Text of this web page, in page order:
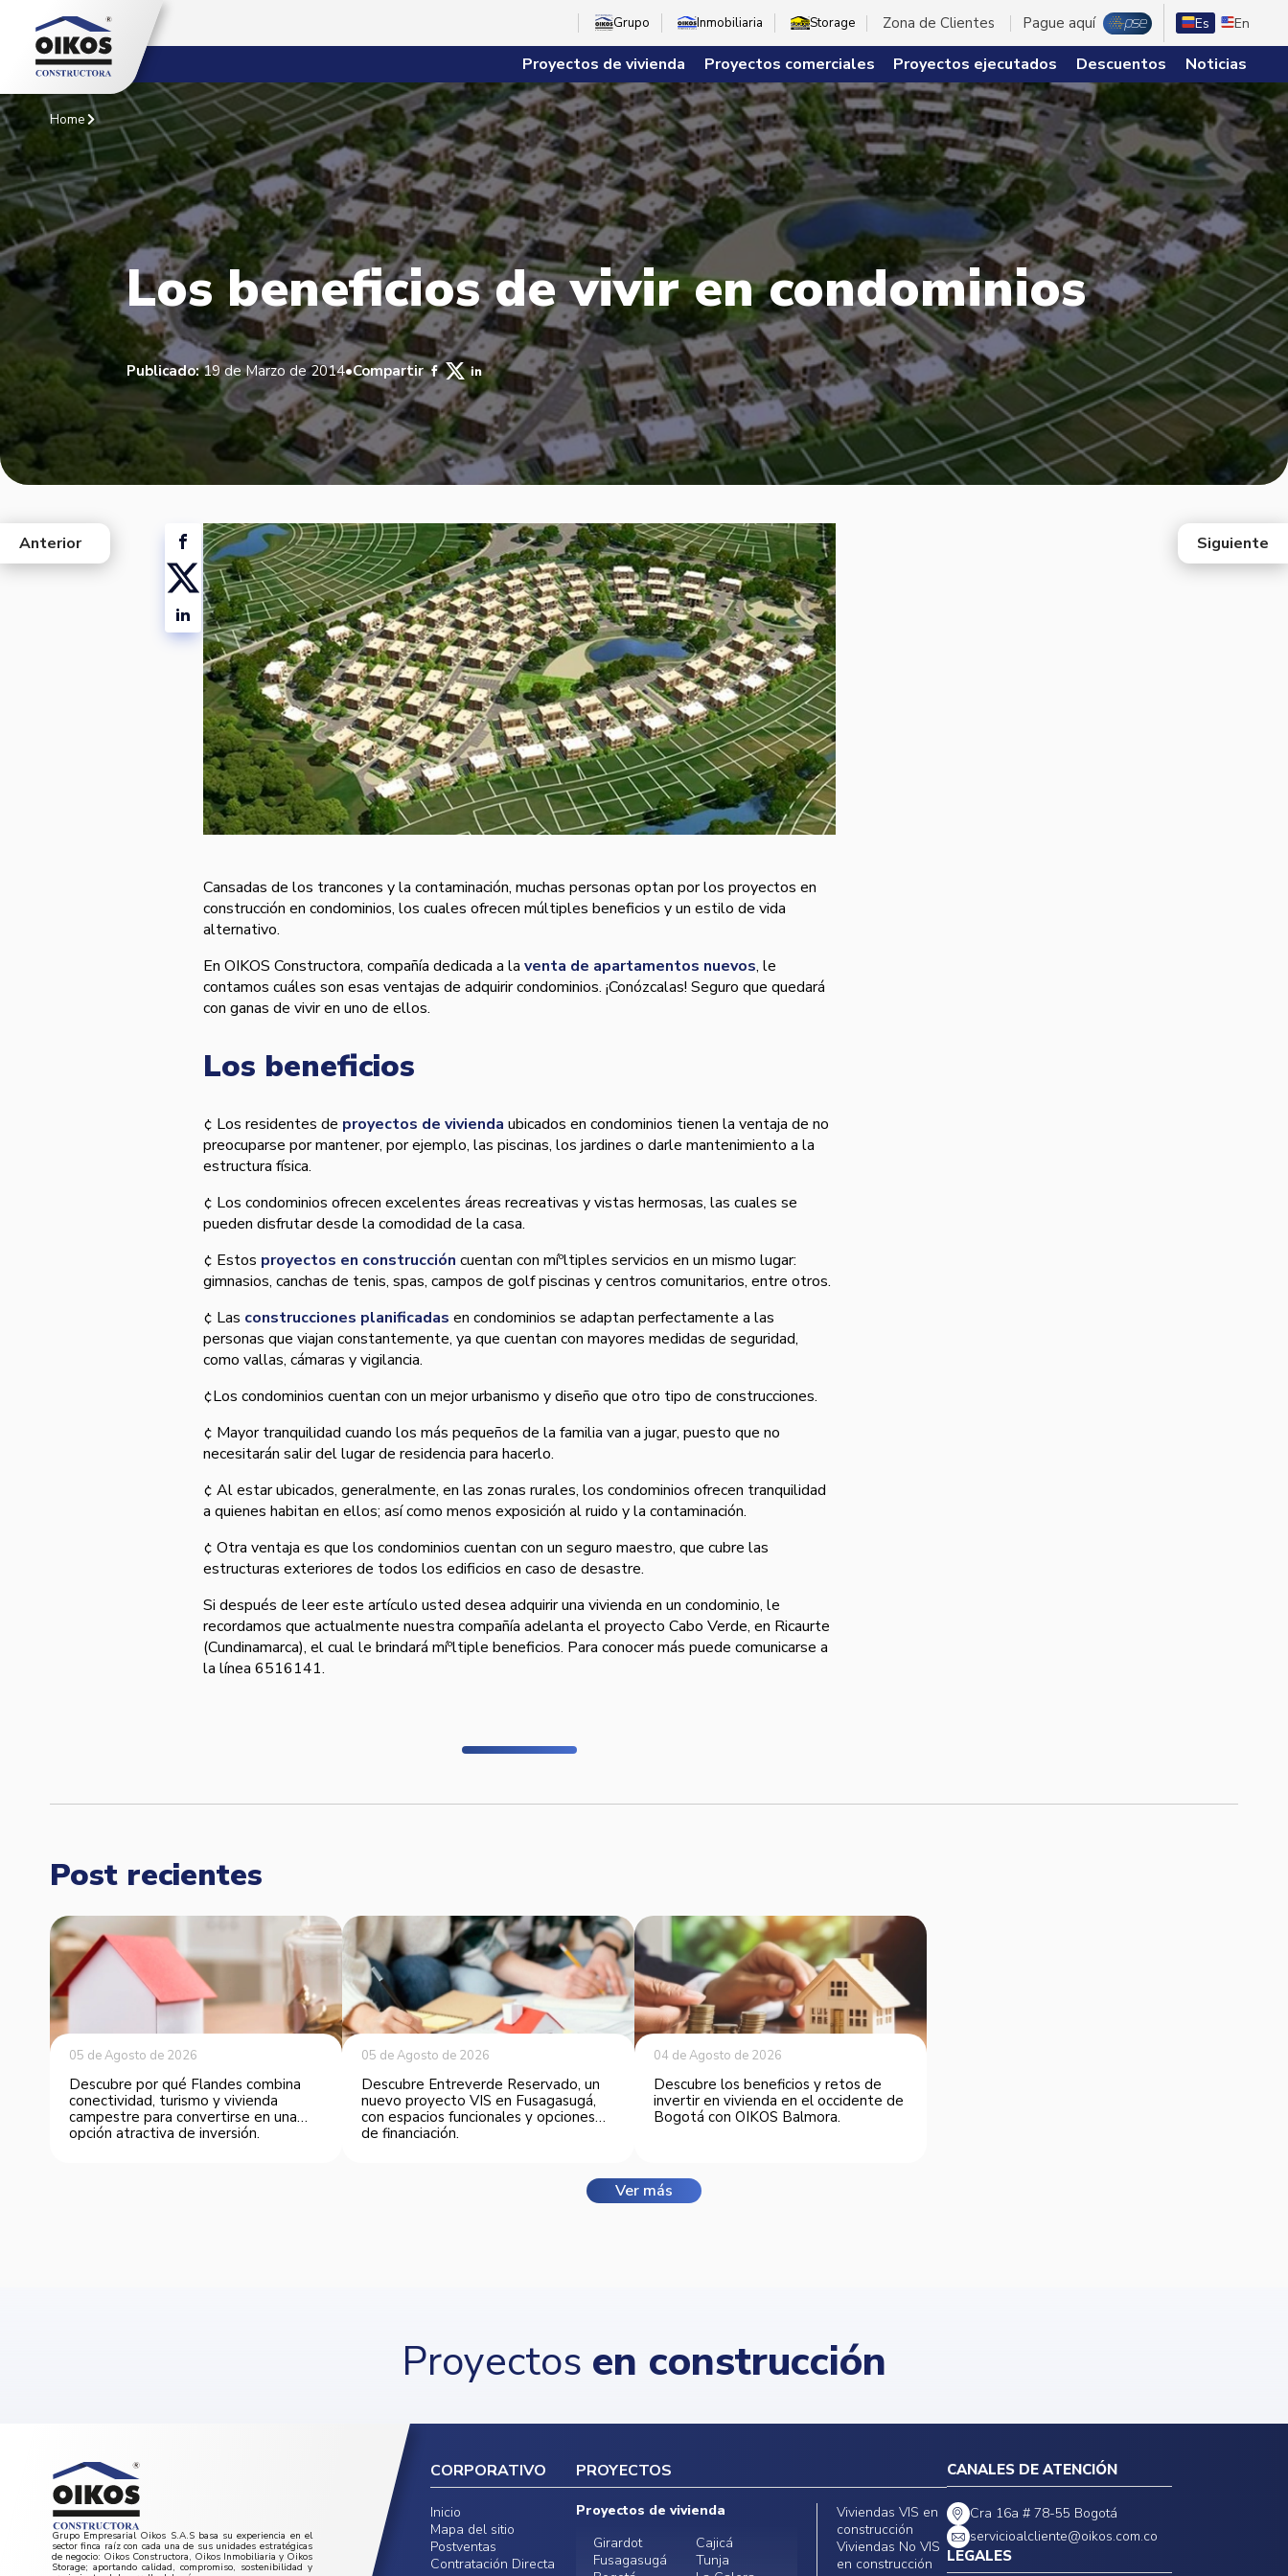
Grupo Inmobiliaria Storage Zona de Clientes Pague aquí Es En
Proyectos de vivienda Proyectos comerciales Proyectos ejecutados Descuentos Noticias
Home
Los beneficios de vivir en condominios
Publicado:19 de Marzo de 2014•Compartir
Cansadas de los trancones y la contaminación, muchas personas optan por los proyectos en
construcción en condominios, los cuales ofrecen múltiples beneficios y un estilo de vida
alternativo.
En OIKOS Constructora, compañí­a dedicada a la venta de apartamentos nuevos, le
contamos cuáles son esas ventajas de adquirir condominios. ¡Conózcalas! Seguro que quedará
con ganas de vivir en uno de ellos.
Los beneficios
¢ Los residentes de proyectos de vivienda ubicados en condominios tienen la ventaja de no
preocuparse por mantener, por ejemplo, las piscinas, los jardines o darle mantenimiento a la
estructura fí­sica.
¢ Los condominios ofrecen excelentes áreas recreativas y vistas hermosas, las cuales se
pueden disfrutar desde la comodidad de la casa.
¢ Estos proyectos en construcción cuentan con míºltiples servicios en un mismo lugar:
gimnasios, canchas de tenis, spas, campos de golf piscinas y centros comunitarios, entre otros.
¢ Las construcciones planificadas en condominios se adaptan perfectamente a las
personas que viajan constantemente, ya que cuentan con mayores medidas de seguridad,
como vallas, cámaras y vigilancia.
¢Los condominios cuentan con un mejor urbanismo y diseño que otro tipo de construcciones.
¢ Mayor tranquilidad cuando los más pequeños de la familia van a jugar, puesto que no
necesitarán salir del lugar de residencia para hacerlo.
¢ Al estar ubicados, generalmente, en las zonas rurales, los condominios ofrecen tranquilidad
a quienes habitan en ellos; así­ como menos exposición al ruido y la contaminación.
¢ Otra ventaja es que los condominios cuentan con un seguro maestro, que cubre las
estructuras exteriores de todos los edificios en caso de desastre.
Si después de leer este artí­culo usted desea adquirir una vivienda en un condominio, le
recordamos que actualmente nuestra compañí­a adelanta el proyecto Cabo Verde, en Ricaurte
(Cundinamarca), el cual le brindará míºltiple beneficios. Para conocer más puede comunicarse a
la lí­nea 6516141.
west
Anterior Siguiente
Post recientes
05 de Agosto de 2026
Descubre por qué Flandes combina
conectividad, turismo y vivienda
campestre para convertirse en una
opción atractiva de inversión.
05 de Agosto de 2026
Descubre Entreverde Reservado, un
nuevo proyecto VIS en Fusagasugá,
con espacios funcionales y opciones
de financiación.
04 de Agosto de 2026
Descubre los beneficios y retos de
invertir en vivienda en el occidente de
Bogotá con OIKOS Balmora.
Ver más
Proyectos en construcción
Grupo Empresarial Oikos S.A.S basa su experiencia en el
sector finca raíz con cada una de sus unidades estratégicas
de negocio: Oikos Constructora, Oikos Inmobiliaria y Oikos
Storage; aportando calidad, compromiso, sostenibilidad y
CORPORATIVO
Inicio
Mapa del sitio
Postventas
Contratación Directa
PROYECTOS
Proyectos de vivienda
Girardot
Cajicá
Fusagasugá
Tunja
Viviendas VIS en
construcción
Viviendas No VIS
en construcción
CANALES DE ATENCIÓN
Cra 16a # 78-55 Bogotá
servicioalcliente@oikos.com.co
LEGALES